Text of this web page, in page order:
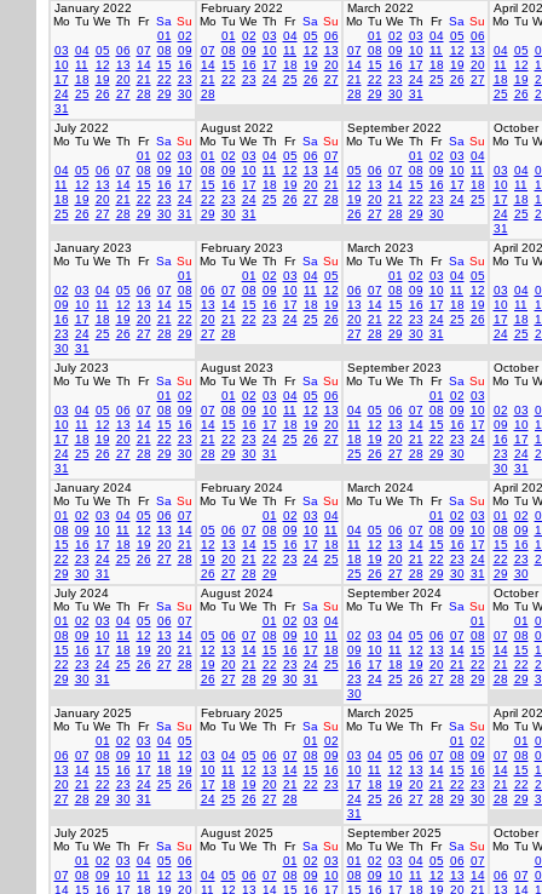
January 2022
Mo Tu We Th Fr Sa Su
01
02
03 04 05 06 07 08 09
10 11 12 13 14 15 16
17
18 19 20 21 22 23
24 25 26 27 28 29 30
31
February 2022
Mo Tu We Th Fr Sa Su
01
02 03 04 05 06
07 08 09 10 11 12
13
14 15 16 17 18 19 20
21
22 23 24 25 26 27
28
March 2022
Mo Tu We Th Fr Sa Su
01
02 03 04 05 06
07 08 09 10 11 12
13
14 15 16 17 18 19 20
21
22 23 24 25 26 27
28 29 30 31
April
Mo Tu
04 05
11
12
18
19
25 26
July 2022
Mo Tu We Th Fr Sa Su
01
02 03
04 05 06 07 08 09
10
11
12 13 14 15 16
17
18
19 20 21 22 23 24
25 26 27 28 29 30 31
August 2022
Mo Tu We Th Fr Sa Su
01
02 03 04 05 06 07
08 09 10 11 12 13
14
15 16 17 18 19 20 21
22 23 24 25 26 27 28
29 30 31
September 2022
Mo Tu We Th Fr Sa Su
01
02 03 04
05 06 07 08 09 10 11
12
13 14 15 16 17
18
19 20 21 22 23 24 25
26 27 28 29 30
October
Mo Tu
03 04
10 11
17
18
24 25
31
January 2023
Mo Tu We Th Fr Sa Su
01
02 03 04 05 06 07 08
09
10 11 12 13 14 15
16
17 18 19 20 21
22
23 24 25 26 27 28 29
30 31
February 2023
Mo Tu We Th Fr Sa Su
01
02 03 04 05
06 07 08 09 10 11
12
13
14 15 16 17 18
19
20 21 22 23 24 25 26
27 28
March 2023
Mo Tu We Th Fr Sa Su
01
02 03 04 05
06 07 08 09 10 11
12
13
14 15 16 17 18
19
20 21 22 23 24 25 26
27 28 29 30 31
April
Mo Tu
03 04
10 11
17
18
24 25
July 2023
Mo Tu We Th Fr Sa Su
01
02
03 04 05 06 07 08 09
10 11 12 13 14 15 16
17
18 19 20 21 22 23
24 25 26 27 28 29 30
31
August 2023
Mo Tu We Th Fr Sa Su
01
02 03 04 05 06
07 08 09 10 11 12
13
14 15 16 17 18 19 20
21
22 23 24 25 26 27
28 29 30 31
September 2023
Mo Tu We Th Fr Sa Su
01
02 03
04 05 06 07 08 09
10
11
12 13 14 15 16
17
18
19 20 21 22 23 24
25 26 27 28 29 30
October
Mo Tu
02 03
09
10
16
17
23 24
30 31
January 2024
Mo Tu We Th Fr Sa Su
01
02 03 04 05 06 07
08 09 10 11 12 13
14
15 16 17 18 19 20 21
22 23 24 25 26 27 28
29 30 31
February 2024
Mo Tu We Th Fr Sa Su
01
02 03 04
05 06 07 08 09 10 11
12
13 14 15 16 17
18
19 20 21 22 23 24 25
26 27 28 29
March 2024
Mo Tu We Th Fr Sa Su
01
02 03
04 05 06 07 08 09
10
11
12 13 14 15 16
17
18
19 20 21 22 23 24
25 26 27 28 29 30 31
April
Mo Tu
01
02
08 09
15 16
22 23
29 30
July 2024
Mo Tu We Th Fr Sa Su
01
02 03 04 05 06 07
08 09 10 11 12 13
14
15 16 17 18 19 20 21
22 23 24 25 26 27 28
29 30 31
August 2024
Mo Tu We Th Fr Sa Su
01
02 03 04
05 06 07 08 09 10 11
12
13 14 15 16 17
18
19 20 21 22 23 24 25
26 27 28 29 30 31
September 2024
Mo Tu We Th Fr Sa Su
01
02 03 04 05 06 07 08
09
10 11 12 13 14 15
16
17 18 19 20 21
22
23 24 25 26 27 28 29
30
October
Mo Tu
01
07 08
14 15
21
22
28 29
January 2025
Mo Tu We Th Fr Sa Su
01
02 03 04 05
06 07 08 09 10 11
12
13
14 15 16 17 18
19
20 21 22 23 24 25 26
27 28 29 30 31
February 2025
Mo Tu We Th Fr Sa Su
01
02
03 04 05 06 07 08 09
10 11 12 13 14 15 16
17
18 19 20 21 22 23
24 25 26 27 28
March 2025
Mo Tu We Th Fr Sa Su
01
02
03 04 05 06 07 08 09
10 11 12 13 14 15 16
17
18 19 20 21 22 23
24 25 26 27 28 29 30
31
April
Mo Tu
01
07 08
14 15
21
22
28 29
July 2025
Mo Tu We Th Fr Sa Su
01
02 03 04 05 06
07 08 09 10 11 12
13
14 15 16 17 18 19 20
August 2025
Mo Tu We Th Fr Sa Su
01
02 03
04 05 06 07 08 09
10
11
12 13 14 15 16 17
September 2025
Mo Tu We Th Fr Sa Su
01
02 03 04 05 06 07
08 09 10 11 12 13
14
15 16 17 18 19 20 21
October
Mo Tu
06 07
13
14